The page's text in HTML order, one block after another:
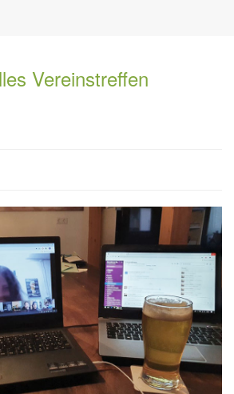
Vereinstreffen